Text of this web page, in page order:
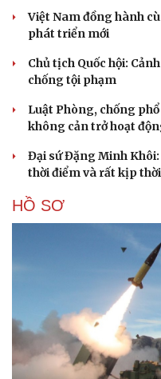
check-in
Việt Nam đồng hành
phát triển mới
Chủ tịch Quốc hội:
chống tội phạm
Luật Phòng, chống
không cản trở hoạt
Đại sứ Đặng Minh
thời điểm và rất kịp thời
HỒ SƠ